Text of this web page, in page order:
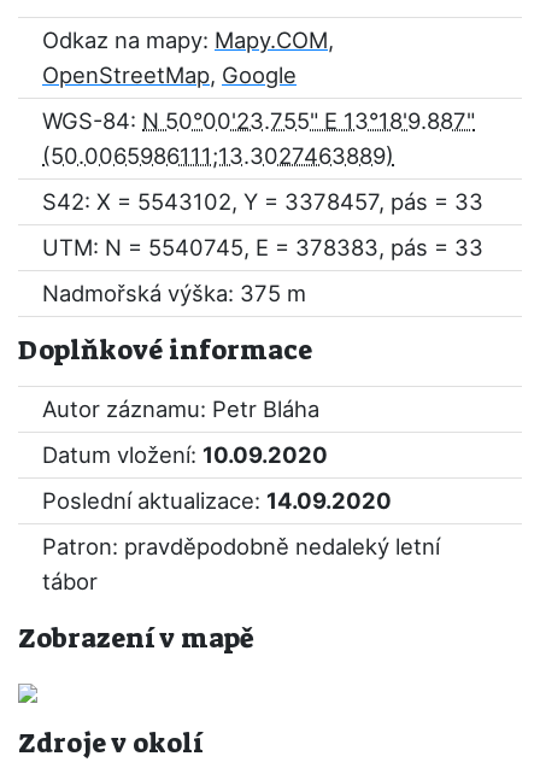
Odkaz na mapy: Mapy.COM,
OpenStreetMap, Google
WGS-84: N 50°00'23.755" E 13°18'9.887"
S42: X = 5543102, Y = 3378457, pás = 33
UTM: N = 5540745, E = 378383, pás = 33
Nadmořská výška: 375 m
Doplňkové informace
Autor záznamu: Petr Bláha
Datum vložení: 10.09.2020
Poslední aktualizace: 14.09.2020
Patron: pravděpodobně nedaleký letní
tábor
Zobrazení v mapě
Zdroje v okolí